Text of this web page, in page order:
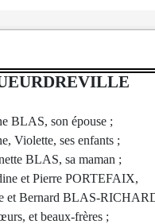
BLAS, son épouse ;
Violette, ses enfants ;
BLAS, sa maman ;
et Pierre PORTEFAIX,
et Bernard BLAS-
et beaux-frères ;